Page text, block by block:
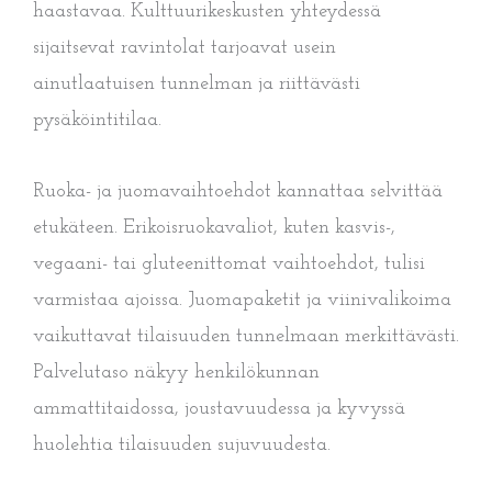
haastavaa. Kulttuurikeskusten yhteydessä
sijaitsevat ravintolat tarjoavat usein
ainutlaatuisen tunnelman ja riittävästi
pysäköintitilaa.
Ruoka- ja juomavaihtoehdot kannattaa selvittää
etukäteen. Erikoisruokavaliot, kuten kasvis-,
vegaani- tai gluteenittomat vaihtoehdot, tulisi
varmistaa ajoissa. Juomapaketit ja viinivalikoima
vaikuttavat tilaisuuden tunnelmaan merkittävästi.
Palvelutaso näkyy henkilökunnan
ammattitaidossa, joustavuudessa ja kyvyssä
huolehtia tilaisuuden sujuvuudesta.